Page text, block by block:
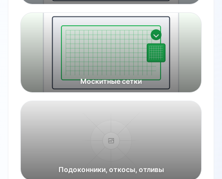
Москитные сетки
Подоконники, откосы, отливы